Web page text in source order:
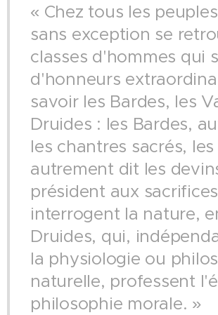
« Chez tous les
sans exception se
classes d'hommes qui
d'honneurs
savoir les Bardes, les
Druides : les Bardes,
les chantres sacrés,
autrement dit les
président aux
interrogent la nature,
Druides, qui,
la physiologie ou
naturelle, professent
philosophie morale. »